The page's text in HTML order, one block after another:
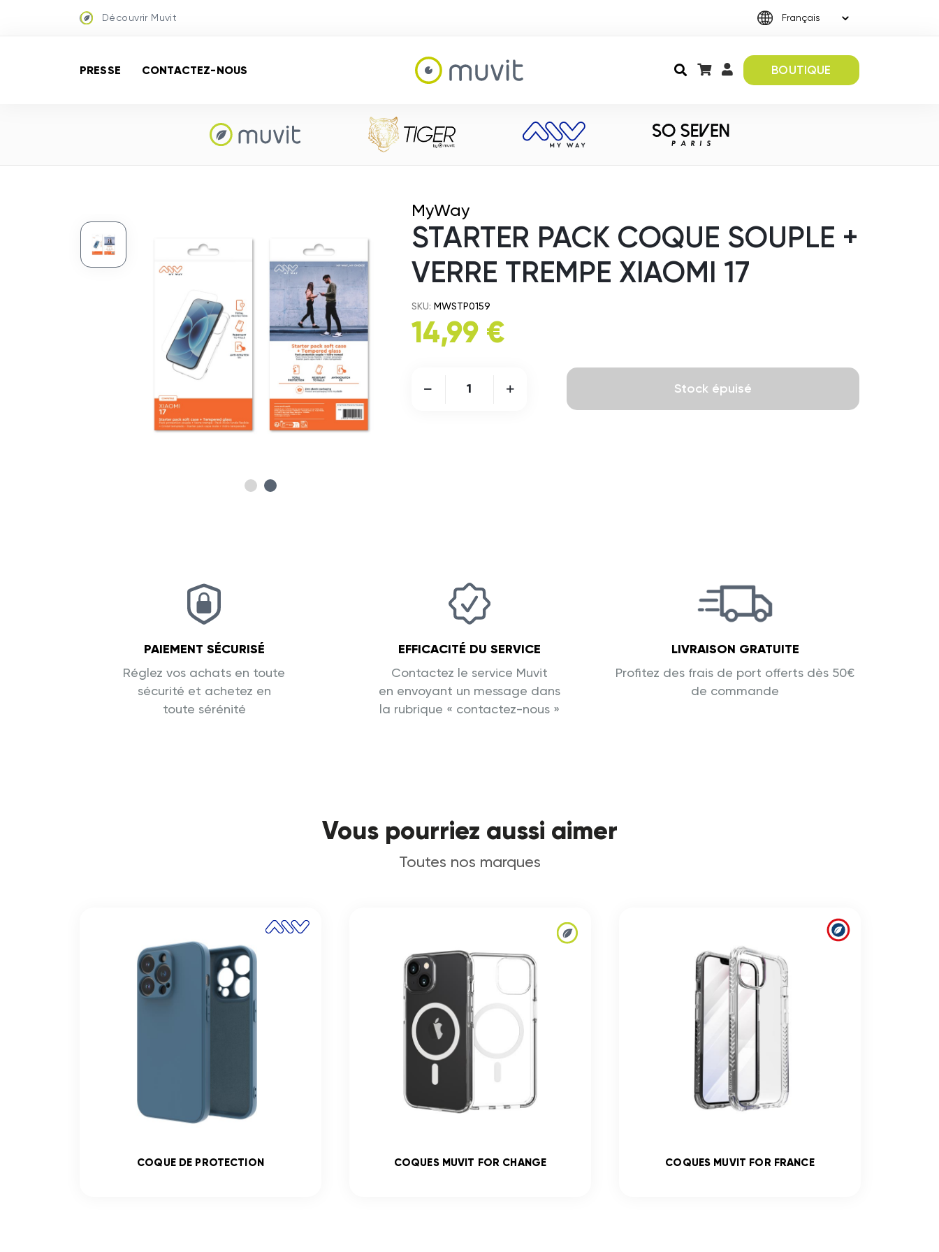
Découvrir Muvit
PRESSE CONTACTEZ-NOUS BOUTIQUE
MyWay
STARTER PACK COQUE SOUPLE +
VERRE TREMPE XIAOMI 17
SKU: MWSTP0159
14,99 €
Stock épuisé
PAIEMENT SÉCURISÉ
Réglez vos achats en toute
sécurité et achetez en
toute sérénité
EFFICACITÉ DU SERVICE
Contactez le service Muvit
en envoyant un message dans
la rubrique « contactez-nous »
LIVRAISON GRATUITE
Profitez des frais de port offerts dès 50€
de commande
Vous pourriez aussi aimer
Toutes nos marques
COQUE DE PROTECTION COQUES MUVIT FOR CHANGE COQUES MUVIT FOR FRANCE